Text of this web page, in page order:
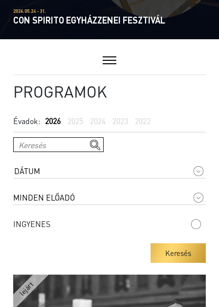
2026.05.24 - 31.
CON SPIRITO EGYHÁZZENEI FESZTIVÁL
PROGRAMOK
Évadok: 2026 2025 2024 2023 2022
INGYENES
Keresés